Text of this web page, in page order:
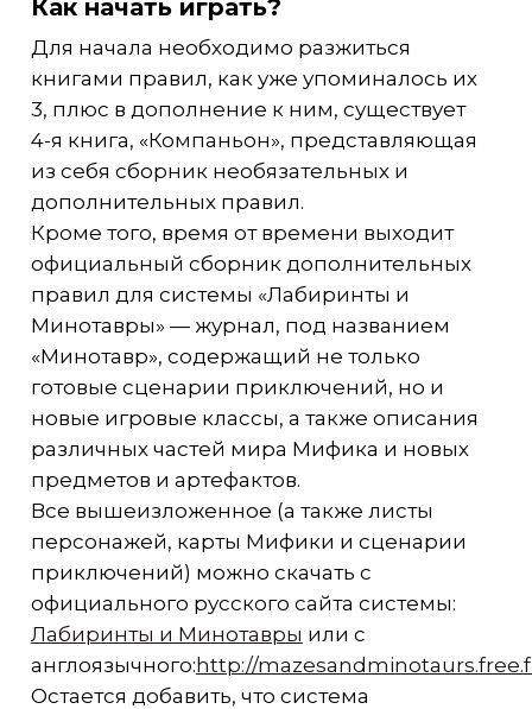
Как начать играть?
Для начала необходимо разжиться
книгами правил, как уже упоминалось их
3, плюс в дополнение к ним, существует
4-я книга, «Компаньон», представляющая
из себя сборник необязательных и
дополнительных правил.
Кроме того, время от времени выходит
официальный сборник дополнительных
правил для системы «Лабиринты и
Минотавры» — журнал, под названием
«Минотавр», содержащий не только
готовые сценарии приключений, но и
новые игровые классы, а также описания
различных частей мира Мифика и новых
предметов и артефактов.
Все вышеизложенное (а также листы
персонажей, карты Мифики и сценарии
приключений) можно скачать с
официального русского сайта системы:
Лабиринты и Минотавры или с
англоязычного:http://
Остается добавить, что система